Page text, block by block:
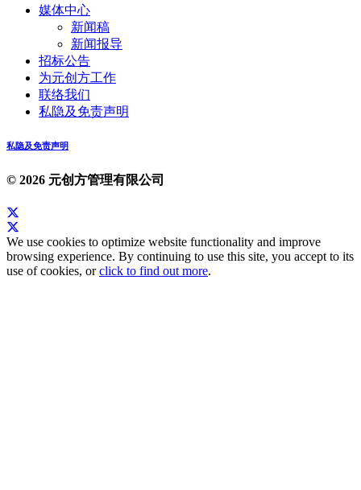
媒体中心
新闻稿
新闻报导
招标公告
为元创方工作
联络我们
私隐及免责声明
私隐及免责声明
© 2026 元创方管理有限公司
We use cookies to optimize website functionality and improve
browsing experience. By continuing to use this site, you accept to its
use of cookies, orclick to find out more.